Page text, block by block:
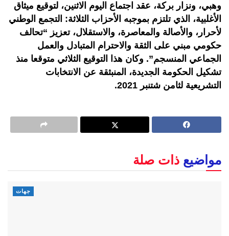
وهبي، ونزار بركة، عقد اجتماع اليوم الاثنين، لتوقيع ميثاق
الأغلبية، الذي تلتزم بموجبه الأحزاب الثلاثة: التجمع الوطني
لأحرار، والأصالة والمعاصرة، والاستقلال، تعزيز “تحالف
حكومي مبني على الثقة والاحترام المتبادل والعمل
الجماعي المنسجم”. وكان هذا التوقيع الثلاثي متوقعا منذ
تشكيل الحكومة الجديدة، المنبثقة عن الانتخابات
التشريعية لثامن شتنبر 2021.
مواضيع ذات صلة
جهات